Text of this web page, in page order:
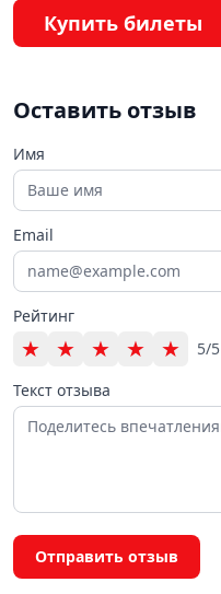
Купить билеты
Оставить отзыв
Имя
Email
Рейтинг
★ ★ ★ ★ ★
5/5
Текст отзыва
Отправить отзыв